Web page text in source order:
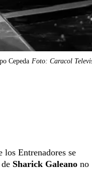
Cepeda Foto: Caracol
los Entrenadores se
Sharick Galeano no